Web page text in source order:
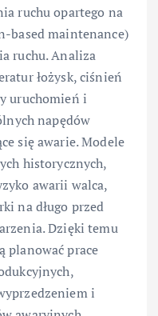
ruchu opartego na
based maintenance)
ruchu. Analiza
łożysk, ciśnień
uruchomień i
napędów
się awarie. Modele
historycznych,
awarii walca,
na długo przed
Dzięki temu
planować prace
i